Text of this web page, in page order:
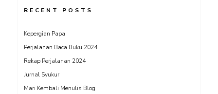
RECENT POSTS
Kepergian Papa
Perjalanan Baca Buku 2024
Rekap Perjalanan 2024
Jurnal Syukur
Mari Kembali Menulis Blog